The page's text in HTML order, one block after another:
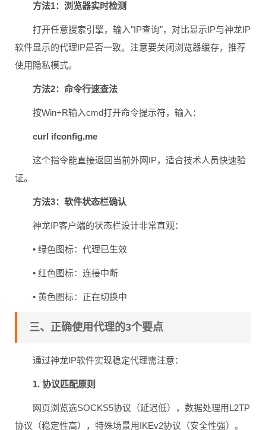
方法1：浏览器实时检测
打开任意搜索引擎，输入"IP查询"，对比显示IP与神龙IP
软件显示的代理IP是否一致。注意要关闭浏览器缓存，推荐
使用隐私模式。
方法2：命令行速查法
按Win+R输入cmd打开命令提示符，输入：
curl ifconfig.me
这个指令能直接返回当前外网IP，适合技术人员快速验
证。
方法3：软件状态栏确认
神龙IP客户端的状态栏设计非常直观：
• 绿色图标：代理已生效
• 红色图标：连接中断
• 黄色图标：正在切换中
三、正确使用代理的3个要点
通过神龙IP软件实现稳定代理需注意：
1. 协议匹配原则
网页浏览选SOCKS5协议（延迟低），数据处理用L2TP
协议（稳定性高），特殊场景用IKEv2协议（安全性强）。